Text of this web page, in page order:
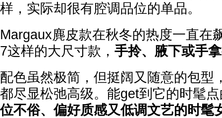
样，实际却很有腔调品位的单品。
Margaux麂皮款在秋冬的热度一直在
7这样的大尺寸款， 手拎、腋下或手
配色虽然极简，但挺阔又随意的包型
都尽显松弛高级。能get到它的时髦
位不俗、偏好质感又低调文艺的时髦